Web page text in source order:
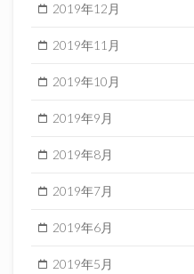
2019年12月
2019年11月
2019年10月
2019年9月
2019年8月
2019年7月
2019年6月
2019年5月